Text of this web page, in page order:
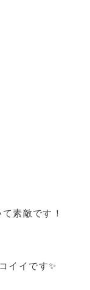
素敵です！
イイです✨